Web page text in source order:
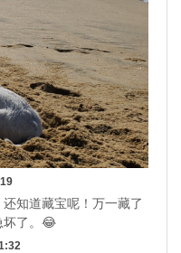
知道藏宝呢！万一藏了
坏了。😂